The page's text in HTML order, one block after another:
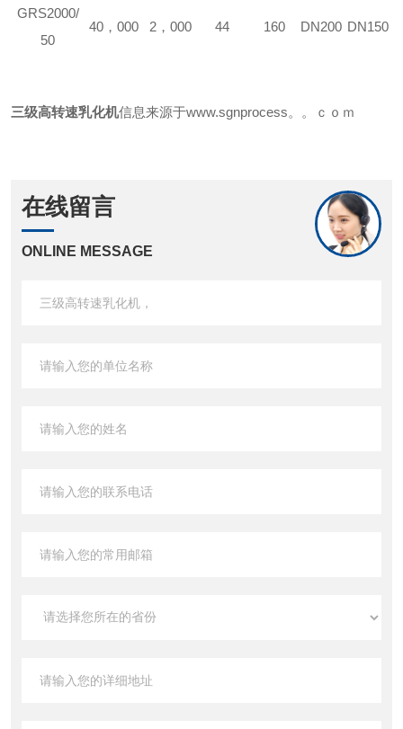
GRS2000/
50
40，000 2，000 44 160 DN200 DN150
三级高转速乳化机信息来源于www.sgnprocess。。ｃｏｍ
在线留言
ONLINE MESSAGE